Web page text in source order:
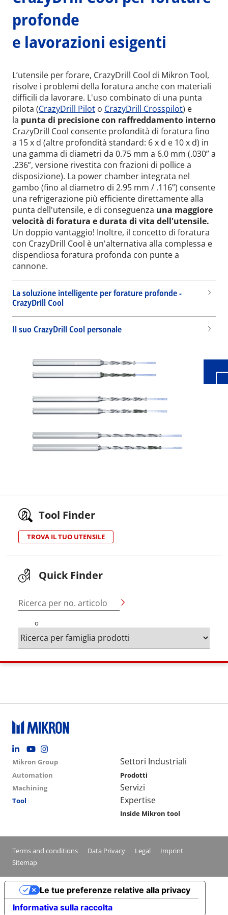
profonde
e lavorazioni esigenti
L’utensile per forare, CrazyDrill Cool di Mikron Tool,
risolve i problemi della foratura anche con materiali
difficili da lavorare. L'uso combinato di una punta
pilota (CrazyDrill Pilot o CrazyDrill Crosspilot) e
la punta di precisione con raffreddamento interno
CrazyDrill Cool consente profondità di foratura fino
a 15 x d (altre profondità standard: 6 x d e 10 x d) in
una gamma di diametri da 0.75 mm a 6.0 mm (.030” a
.236”, versione rivestita con frazioni di pollice a
disposizione). La power chamber integrata nel
gambo (fino al diametro di 2.95 mm / .116”) consente
una refrigerazione più efficiente direttamente alla
punta dell'utensile, e di conseguenza una maggiore
velocità di foratura e durata di vita dell'utensile.
Un doppio vantaggio! Inoltre, il concetto di foratura
con CrazyDrill Cool è un'alternativa alla complessa e
dispendiosa foratura profonda con punte a
cannone.
La soluzione intelligente per forature profonde -
CrazyDrill Cool
Il suo CrazyDrill Cool personale
Tool Finder
TROVA IL TUO UTENSILE
Quick Finder
Ricerca per no. articolo
o
Footer social
Group menu
Mikron Group
Automation
Machining
Tool
Main navigation
Settori Industriali
Prodotti
Servizi
Expertise
Inside Mikron tool
Conditions footer menu
Terms and conditions Data Privacy Legal
Imprint
Sitemap
Informativa sulla raccolta
Le tue preferenze relative alla privacy